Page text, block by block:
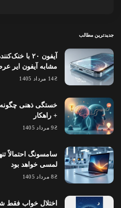
جدیدترین مطالب
آیفون ۲۰ با
مشابه آیفون ایر
14 مرداد 1405
خستگی ذهنی چگونه
+ راهکار
9 مرداد 1405
سامسونگ احتمالاً
لمسی خواهد بود
8 مرداد 1405
اختلال خواب فقط